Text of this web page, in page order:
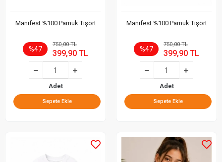
Manifest %100 Pamuk Tişört
%47
750,00 TL
399,90 TL
Adet
Sepete Ekle
Manifest %100 Pamuk Tişört
%47
750,00 TL
399,90 TL
Adet
Sepete Ekle